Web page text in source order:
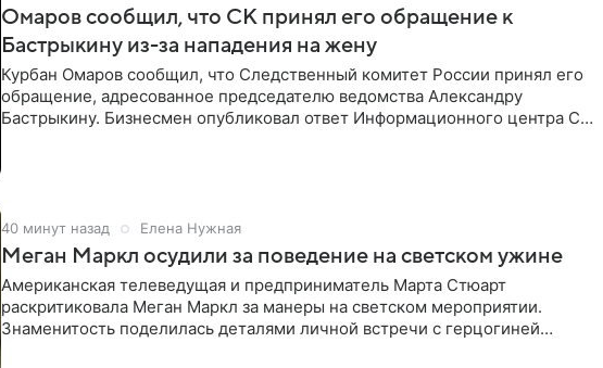
Омаров сообщил, что СК принял его обращение к
Бастрыкину из-за нападения на жену
Курбан Омаров сообщил, что Следственный комитет России принял его
обращение, адресованное председателю ведомства Александру
Бастрыкину. Бизнесмен опубликовал ответ Информационного центра СК
40 минут назад Елена Нужная
Меган Маркл осудили за поведение на светском ужине
Американская телеведущая и предприниматель Марта Стюарт
раскритиковала Меган Маркл за манеры на светском мероприятии.
Знаменитость поделилась деталями личной встречи с герцогиней